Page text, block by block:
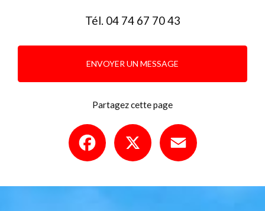
Tél. 04 74 67 70 43
ENVOYER UN MESSAGE
Partagez cette page
Facebook